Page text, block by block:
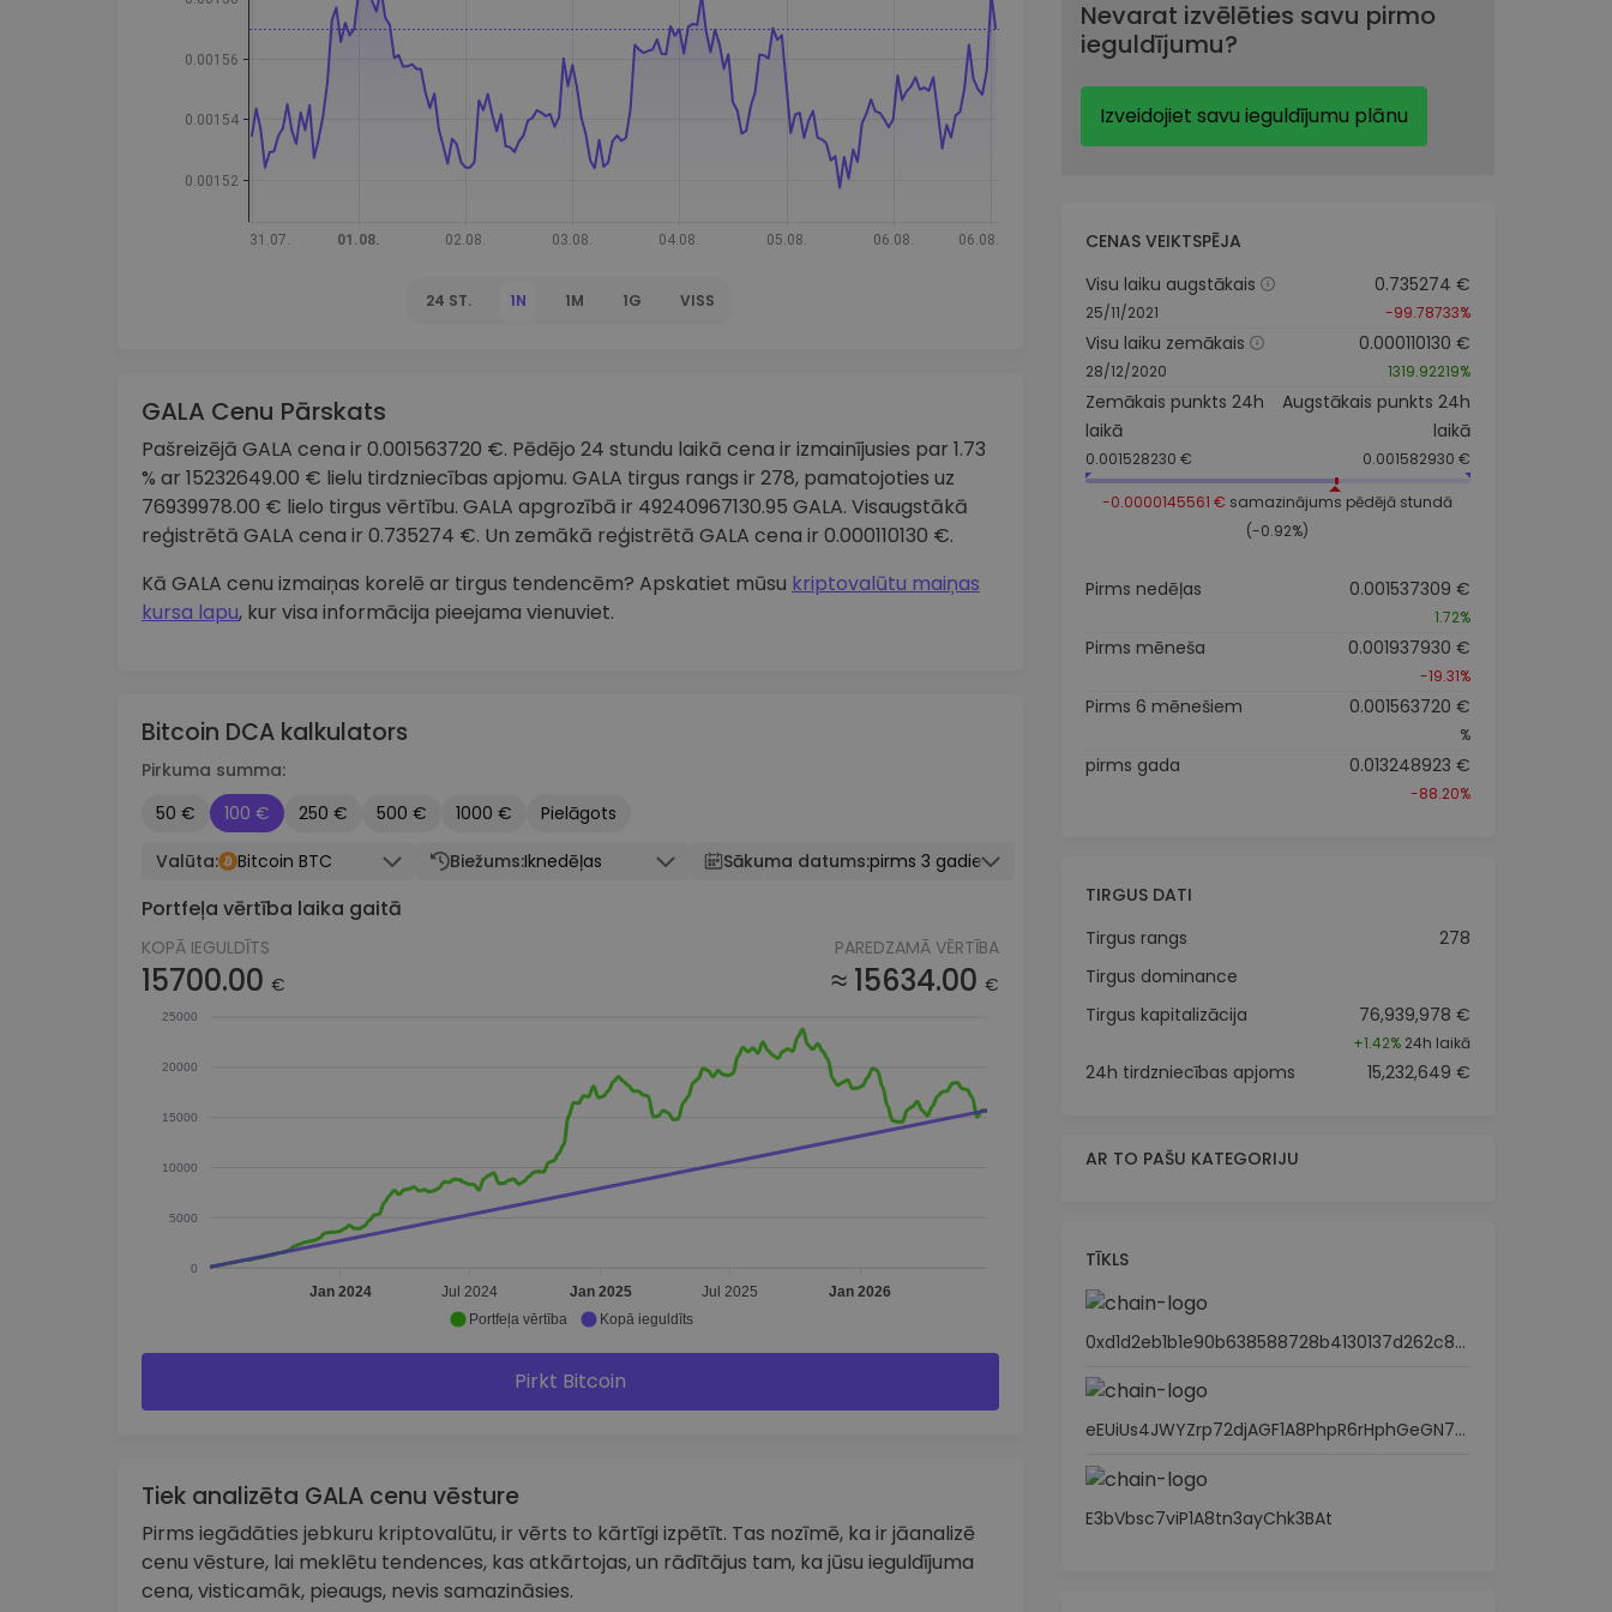
maks
Ieguldījumu palīgs
Atrodi savu kripto stratēģiju
24 ST. 1N 1M 1G VISS
GALA Cenu Pārskats
Pašreizējā GALA cena ir 0.001563720 €. Pēdējo 24 stundu laikā cena ir izmainījusies par 1.73
% ar 15232649.00 € lielu tirdzniecības apjomu. GALA tirgus rangs ir 278, pamatojoties uz
76939978.00 € lielo tirgus vērtību. GALA apgrozībā ir 49240967130.95 GALA. Visaugstākā
reģistrētā GALA cena ir 0.735274 €. Un zemākā reģistrētā GALA cena ir 0.000110130 €.
Kā GALA cenu izmaiņas korelē ar tirgus tendencēm? Apskatiet mūsu kriptovalūtu maiņas
kursa lapu, kur visa informācija pieejama vienuviet.
Bitcoin DCA kalkulators
Pirkuma summa:
50 €
100 € 250 € 500 € 1000 €
Pielāgots
Valūta:
Bitcoin BTC Biežums:Iknedēļas Sākuma datums:pirms 3 gadiem
Portfeļa vērtība laika gaitā
KOPĀ IEGULDĪTS
15700.00 €
PAREDZAMĀ VĒRTĪBA
≈ 15634.00 €
25000
20000
15000
10000
5000
0
Jan 2024 Jul 2024 Jan 2025 Jul 2025 Jan 2026
Portfeļa vērtība Kopā ieguldīts
Pirkt Bitcoin
Tiek analizēta GALA cenu vēsture
Pirms iegādāties jebkuru kriptovalūtu, ir vērts to kārtīgi izpētīt. Tas nozīmē, ka ir jāanalizē
cenu vēsture, lai meklētu tendences, kas atkārtojas, un rādītājus tam, ka jūsu ieguldījuma
cena, visticamāk, pieaugs, nevis samazināsies.
Nevarat izvēlēties savu pirmo
ieguldījumu?
Izveidojiet savu ieguldījumu plānu
CENAS VEIKTSPĒJA
Visu laiku augstākais
25/11/2021
0.735274 €
-99.78733%
Visu laiku zemākais
28/12/2020
0.000110130 €
1319.92219%
Zemākais punkts 24h
laikā
0.001528230 €
Augstākais punkts 24h
laikā
0.001582930 €
-0.0000145561 € samazinājums pēdējā stundā
(-0.92%)
Pirms nedēļas 0.001537309 €
1.72%
Pirms mēneša 0.001937930 €
-19.31%
Pirms 6 mēnešiem 0.001563720 €
%
pirms gada 0.013248923 €
-88.20%
TIRGUS DATI
Tirgus rangs
278
Tirgus dominance
Tirgus kapitalizācija
76,939,978 €
+1.42%24h laikā
24h tirdzniecības apjoms 15,232,649 €
AR TO PAŠU KATEGORIJU
TĪKLS
0xd1d2eb1b1e90b638588728b4130137d262c87cae
eEUiUs4JWYZrp72djAGF1A8PhpR6rHphGeGN7GbVLp6
E3bVbsc7viP1A8tn3ayChk3BAt